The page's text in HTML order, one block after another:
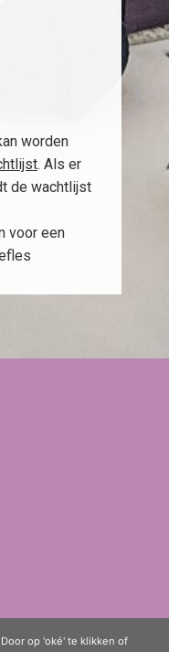
worden
. Als er
de wachtlijst
voor een
op 'oké' te klikken of